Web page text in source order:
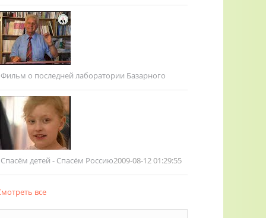
Фильм о последней лаборатории Базарного
Спасём детей - Спасём Россию2009-08-12 01:29:55
все